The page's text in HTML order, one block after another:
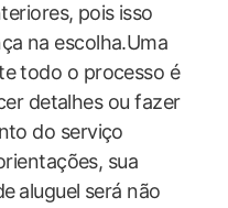
pois⁣ isso
na escolha.Uma
todo ‍o processo é‌
detalhes‍ ou fazer
do​ serviço
sua
⁣aluguel será não